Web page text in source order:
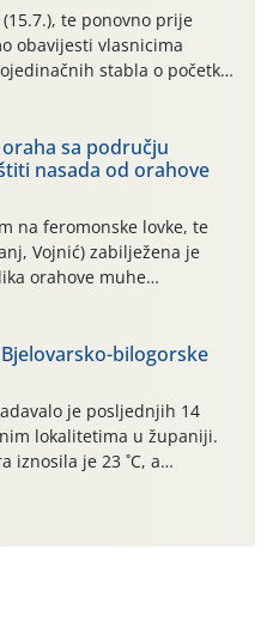
te ponovno prije
obavijesti vlasnicima
stabla o početku
suzbijanja
Već dvanaest dana
udar”, koji naročito
05.8.), jer najviše
[…]
sa području
nasada od orahove
na feromonske lovke, te
Vojnić) zabilježena je
orahove muhe
može se objasniti
nasadima s vrlo malim
brojem prezimjelih
žutim ljepljivim Rebell
bilogorske
je posljednjih 14
lokalitetima u županiji.
iznosila je 23 ˚C, a
dosezale do 35 ˚C.
loze (Plasmoparas